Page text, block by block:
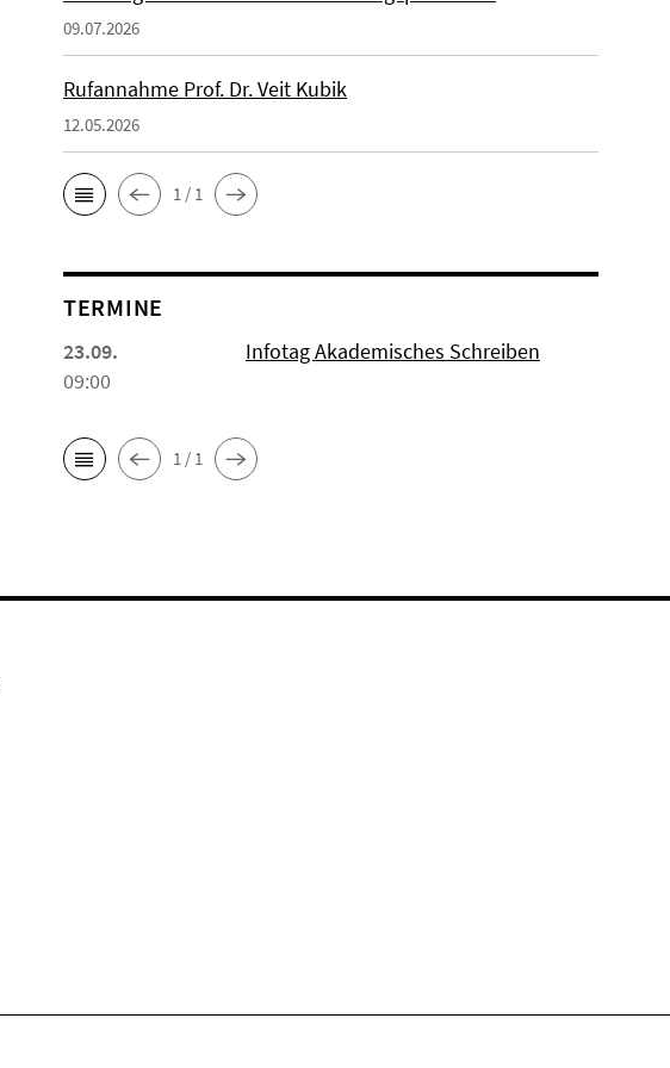
09.07.2026
Rufannahme Prof. Dr. Veit Kubik
12.05.2026
1 / 1
TERMINE
23.09.
09:00
Infotag Akademisches Schreiben
1 / 1